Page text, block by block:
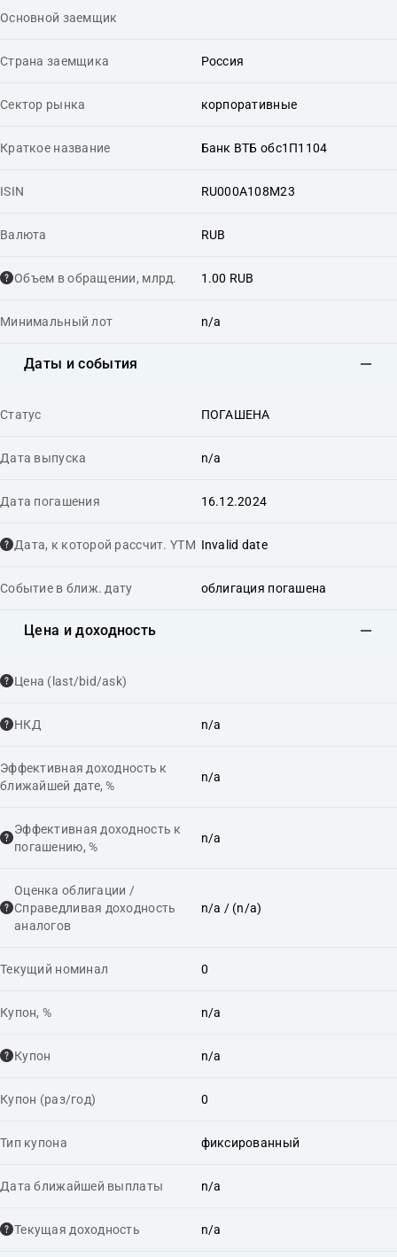
Основной заемщик
Страна заемщика Россия
Сектор рынка корпоративные
Краткое название Банк ВТБ обс1П1104
ISIN RU000A108M23
Валюта RUB
Объем в обращении, млрд. 1.00 RUB
Минимальный лот n/a
Даты и события
Статус ПОГАШЕНА
Дата выпуска n/a
Дата погашения 16.12.2024
Дата, к которой рассчит. YTM Invalid date
Событие в ближ. дату облигация погашена
Цена и доходность
Цена (last/bid/ask)
НКД n/a
Эффективная доходность к
ближайшей дате, %
n/a
Эффективная доходность к
погашению, %
n/a
Оценка облигации /
Справедливая доходность
аналогов
n/a / (n/a)
Текущий номинал 0
Купон, % n/a
Купон n/a
Купон (раз/год) 0
Тип купона фиксированный
Дата ближайшей выплаты n/a
Текущая доходность n/a